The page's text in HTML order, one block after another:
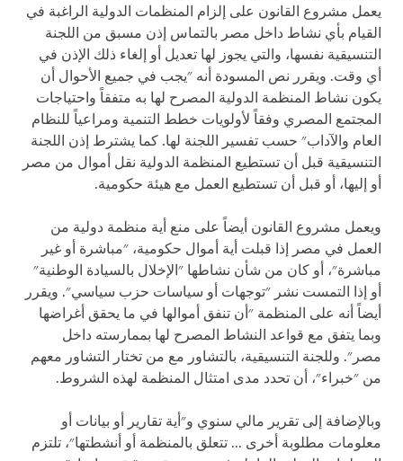
يعمل مشروع القانون على إلزام المنظمات الدولية الراغبة في
القيام بأي نشاط داخل مصر بالتماس إذن مسبق من اللجنة
التنسيقية نفسها، والتي يجوز لها تعديل أو إلغاء ذلك الإذن في
أي وقت. ويقرر نص المسودة أنه "يجب في جميع الأحوال أن
يكون نشاط المنظمة الدولية المصرح لها به متفقاً واحتياجات
المجتمع المصري وفقاً لأولويات خطط التنمية ومراعياً للنظام
العام والآداب" حسب تفسير اللجنة لها. كما يشترط إذن اللجنة
التنسيقية قبل أن تستطيع المنظمة الدولية نقل أموال من مصر
أو إليها، أو قبل أن تستطيع العمل مع هيئة حكومية.
ويعمل مشروع القانون أيضاً على منع أية منظمة دولية من
العمل في مصر إذا قبلت أية أموال حكومية، "مباشرة أو غير
مباشرة"، أو كان من شأن نشاطها "الإخلال بالسيادة الوطنية"
أو إذا التمست نشر "توجهات أو سياسات حزب سياسي". ويقرر
أيضاً أنه على المنظمة "أن تنفق أموالها في ما يحقق أغراضها
وبما يتفق مع قواعد النشاط المصرح لها بممارسته داخل
مصر". وللجنة التنسيقية، بالتشاور مع من تختار التشاور معهم
من "خبراء"، أن تحدد مدى امتثال المنظمة لهذه الشروط.
وبالإضافة إلى تقرير مالي سنوي و"أية تقارير أو بيانات أو
معلومات مطلوبة أخرى ... تتعلق بالمنظمة أو أنشطتها"، تلتزم